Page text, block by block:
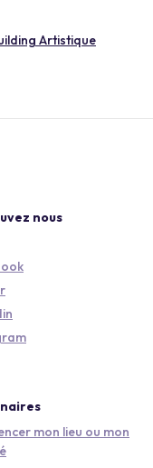
Artistique
nous
mon lieu ou mon